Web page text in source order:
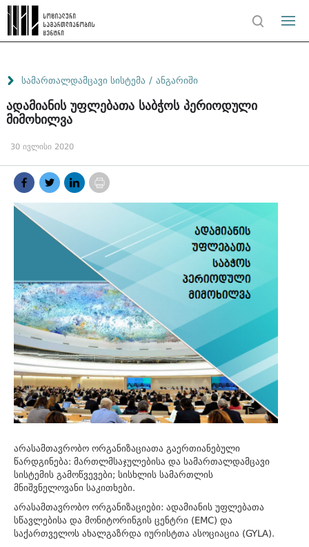
სამართალდამცავი სისტემა /ანგარიში
ადამიანის უფლებათა საბჭოს პერიოდული
მიმოხილვა
30 ივლისი 2020
არასამთავრობო ორგანიზაციათა გაერთიანებული
წარდგინება: მართლმსაჯულებისა და სამართალდამცავი
სისტემის გამოწვევები; სისხლის სამართლის
მნიშვნელოვანი საკითხები.
არასამთავრობო ორგანიზაციები: ადამიანის უფლებათა
სწავლებისა და მონიტორინგის ცენტრი (EMC) და
საქართველოს ახალგაზრდა იურისტთა ასოციაცია (GYLA).